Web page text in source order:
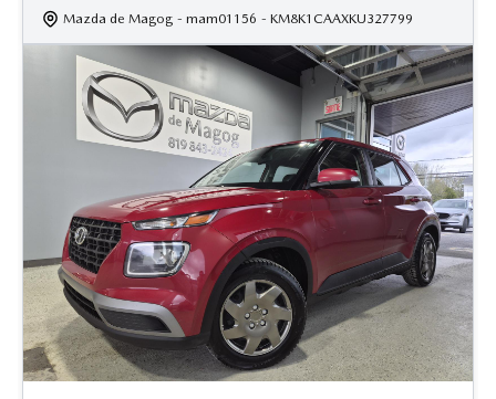
Mazda de Magog - mam01156 - KM8K1CAAXKU327799